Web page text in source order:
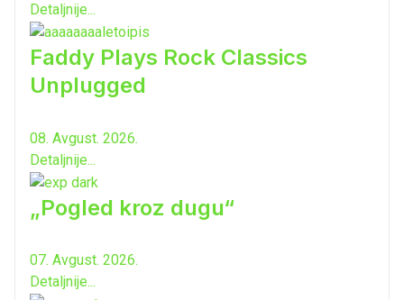
Detaljnije...
Faddy Plays Rock Classics
Unplugged
08. Avgust. 2026.
Detaljnije...
„Pogled kroz dugu“
07. Avgust. 2026.
Detaljnije...